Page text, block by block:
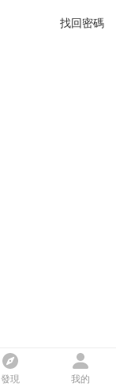
找回密碼
發現 我的